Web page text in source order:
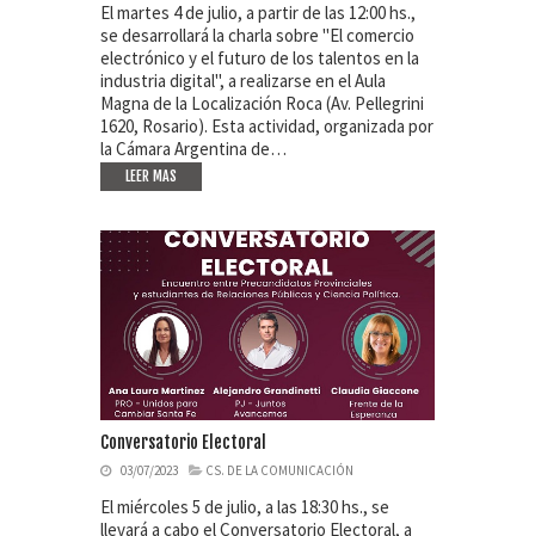
El martes 4 de julio, a partir de las 12:00 hs.,
se desarrollará la charla sobre "El comercio
electrónico y el futuro de los talentos en la
industria digital", a realizarse en el Aula
Magna de la Localización Roca (Av. Pellegrini
1620, Rosario). Esta actividad, organizada por
la Cámara Argentina de…
LEER MAS
Conversatorio Electoral
03/07/2023 CS. DE LA COMUNICACIÓN
El miércoles 5 de julio, a las 18:30 hs., se
llevará a cabo el Conversatorio Electoral, a